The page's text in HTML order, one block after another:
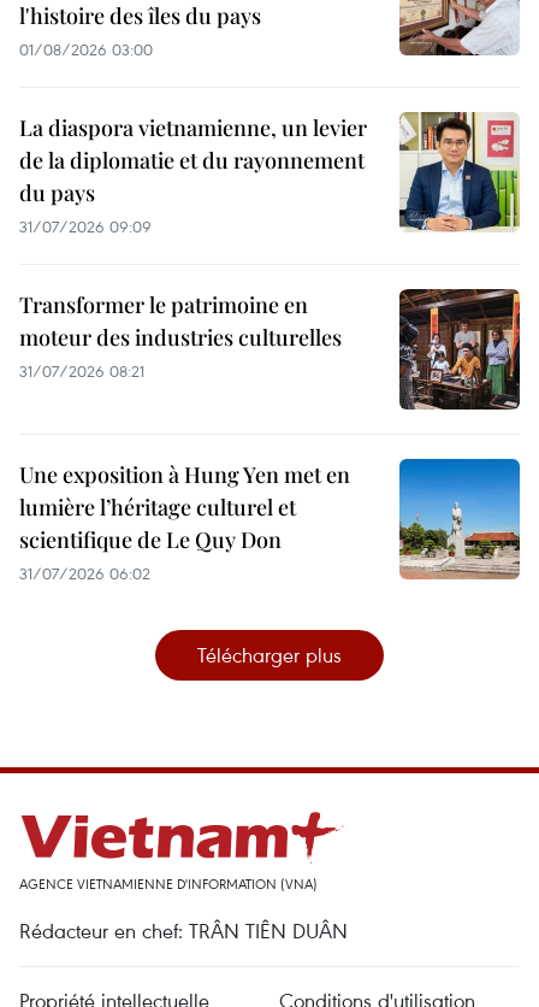
l'histoire des îles du pays
01/08/2026 03:00
La diaspora vietnamienne, un levier
de la diplomatie et du rayonnement
du pays
31/07/2026 09:09
Transformer le patrimoine en
moteur des industries culturelles
31/07/2026 08:21
Une exposition à Hung Yen met en
lumière l’héritage culturel et
scientifique de Le Quy Don
31/07/2026 06:02
Télécharger plus
AGENCE VIETNAMIENNE D'INFORMATION (VNA)
Rédacteur en chef: TRÂN TIÊN DUÂN
Propriété intellectuelle Conditions d'utilisation